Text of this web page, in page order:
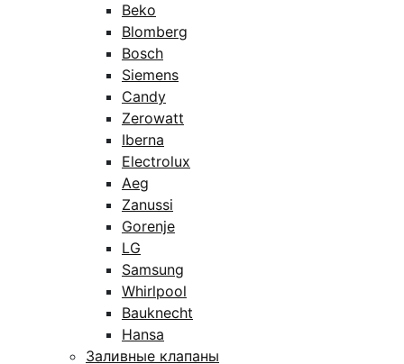
Beko
Blomberg
Bosch
Siemens
Candy
Zerowatt
Iberna
Electrolux
Aeg
Zanussi
Gorenje
LG
Samsung
Whirlpool
Bauknecht
Hansa
Заливные клапаны